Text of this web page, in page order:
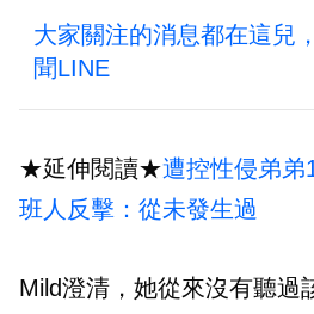
大家關注的消息都在這兒
聞LINE
★延伸閱讀★遭控性侵弟弟
班人反擊：從未發生過
Mild澄清，她從來沒有聽過